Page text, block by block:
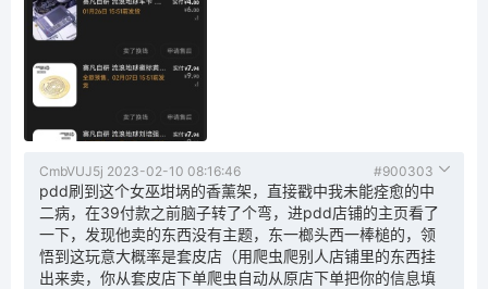
CmbVUJ5j 2023-02-10 08:16:46 #900303
pdd刷到这个女巫坩埚的香薰架，直接戳中我未能痊愈的中
二病，在39付款之前脑子转了个弯，进pdd店铺的主页看了
一下，发现他卖的东西没有主题，东一榔头西一棒槌的，领
悟到这玩意大概率是套皮店（用爬虫爬别人店铺里的东西挂
出来卖，你从套皮店下单爬虫自动从原店下单把你的信息填